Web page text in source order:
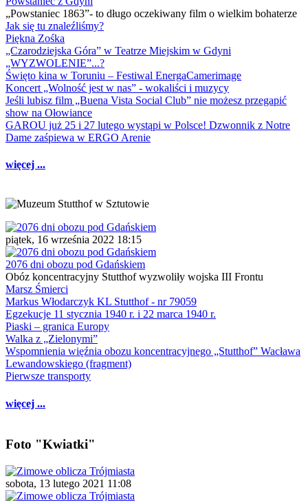
„Powstaniec 1863”- to długo oczekiwany film o wielkim bohaterze
Jak się tu znaleźliśmy?
Piękna Zośka
„Czarodziejska Góra” w Teatrze Miejskim w Gdyni
„WYZWOLENIE”...?
Święto kina w Toruniu – Festiwal EnergaCamerimage
Koncert „Wolność jest w nas” - wokaliści i muzycy
Jeśli lubisz film „Buena Vista Social Club” nie możesz przegapić
show na Ołowiance
GAROU już 25 i 27 lutego wystąpi w Polsce! Dzwonnik z Notre
Dame zaśpiewa w ERGO Arenie
więcej ...
piątek, 16 września 2022 18:15
2076 dni obozu pod Gdańskiem
Obóz koncentracyjny Stutthof wyzwoliły wojska III Frontu
Marsz Śmierci
Markus Włodarczyk KL Stutthof - nr 79059
Egzekucje 11 stycznia 1940 r. i 22 marca 1940 r.
Piaski – granica Europy
Walka z „Zielonymi”
Wspomnienia więźnia obozu koncentracyjnego „Stutthof” Wacława
Lewandowskiego (fragment)
Pierwsze transporty
więcej ...
Foto "Kwiatki"
sobota, 13 lutego 2021 11:08